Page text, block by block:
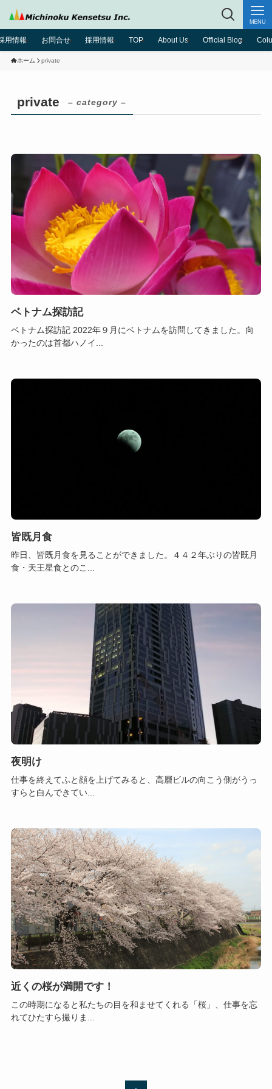
MENU
用情報 お問合せ 採用情報 TOP About Us Official Blog
ホーム private
private – category –
ベトナム探訪記
ベトナム探訪記 2022年９月にベトナムを訪問してきました。向
かったのは首都ハノイ...
皆既月食
昨日、皆既月食を見ることができました。４４２年ぶりの皆既月
食・天王星食とのこ...
夜明け
仕事を終えてふと顔を上げてみると、高層ビルの向こう側がうっ
すらと白んできてい...
近くの桜が満開です！
この時期になると私たちの目を和ませてくれる「桜」、仕事を忘
れてひたすら撮りま...